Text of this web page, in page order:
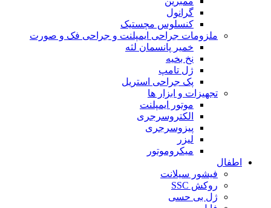
گرانول
کنسلوس مچستیک
ملزومات جراحی ایمپلنت و جراحی فک و صورت
خمیر پانسمان لثه
نخ بخیه
ژل تامپ
پک جراحی استریل
تجهیزات و ابزار ها
موتور ایمپلنت
الکتروسرجری
پیزوسرجری
لیزر
میکروموتور
اطفال
فیشور سیلانت
روکش SSC
ژل بی حسی